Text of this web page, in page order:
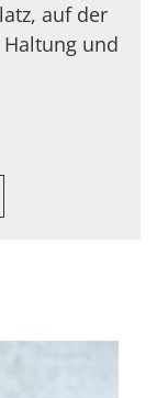
auf der
und
Seite